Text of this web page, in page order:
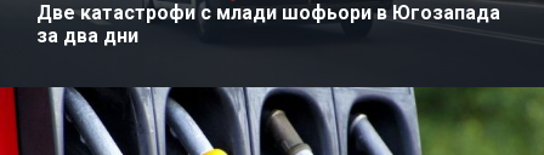
Две катастрофи с млади шофьори в Югозапада
за два дни